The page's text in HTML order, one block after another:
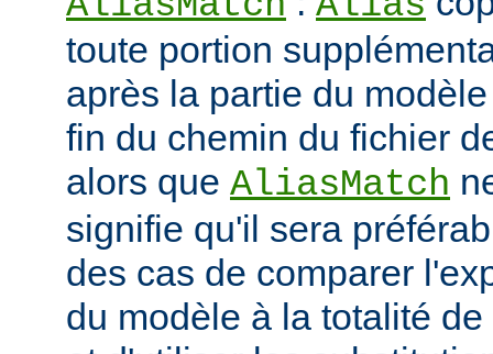
toute portion
après la partie du
fin du chemin du fichier
alors que AliasMatch
signifie qu'il sera
des cas de comparer
du modèle à la totalité